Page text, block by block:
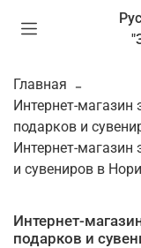
Главная
Интернет-
подарков и
Интернет-
и сувениров в
Интернет-
подарков и